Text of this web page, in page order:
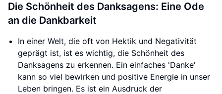
Die Schönheit des Danksagens: Eine Ode
an die Dankbarkeit
In einer Welt, die oft von Hektik und Negativität
geprägt ist, ist es wichtig, die Schönheit des
Danksagens zu erkennen. Ein einfaches 'Danke'
kann so viel bewirken und positive Energie in unser
Leben bringen. Es ist ein Ausdruck der